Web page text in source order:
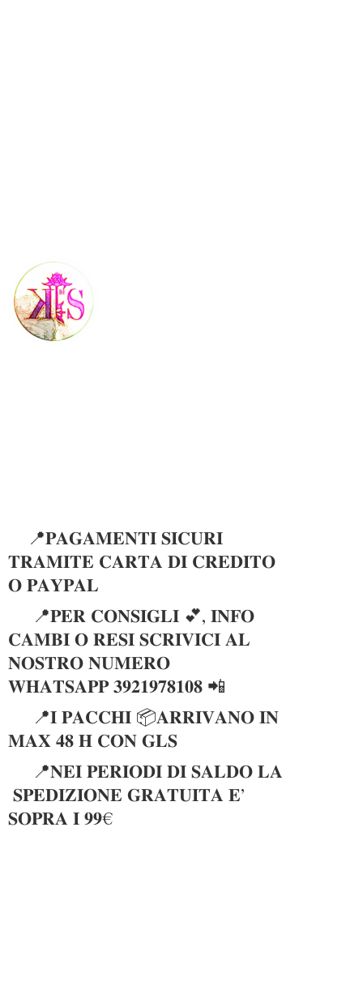
📍𝐏𝐀𝐆𝐀𝐌𝐄𝐍𝐓𝐈 𝐒𝐈𝐂𝐔𝐑𝐈
𝐓𝐑𝐀𝐌𝐈𝐓𝐄 𝐂𝐀𝐑𝐓𝐀 𝐃𝐈 𝐂𝐑𝐄𝐃𝐈𝐓𝐎
𝐎 𝐏𝐀𝐘𝐏𝐀𝐋
📍𝐏𝐄𝐑 𝐂𝐎𝐍𝐒𝐈𝐆𝐋𝐈 💕, 𝐈𝐍𝐅𝐎
𝐂𝐀𝐌𝐁𝐈 𝐎 𝐑𝐄𝐒𝐈 𝐒𝐂𝐑𝐈𝐕𝐈𝐂𝐈 𝐀𝐋
𝐍𝐎𝐒𝐓𝐑𝐎 𝐍𝐔𝐌𝐄𝐑𝐎
𝐖𝐇𝐀𝐓𝐒𝐀𝐏𝐏 𝟑𝟗𝟐𝟏𝟗𝟕𝟖𝟏𝟎𝟖 📲
📍𝐈 𝐏𝐀𝐂𝐂𝐇𝐈 📦𝐀𝐑𝐑𝐈𝐕𝐀𝐍𝐎 𝐈𝐍
𝐌𝐀𝐗 𝟒𝟖 𝐇 𝐂𝐎𝐍 𝐆𝐋𝐒
📍𝐍𝐄𝐈 𝐏𝐄𝐑𝐈𝐎𝐃𝐈 𝐃𝐈 𝐒𝐀𝐋𝐃𝐎 𝐋𝐀
𝐒𝐏𝐄𝐃𝐈𝐙𝐈𝐎𝐍𝐄 𝐆𝐑𝐀𝐓𝐔𝐈𝐓𝐀 𝐄’
𝐒𝐎𝐏𝐑𝐀 𝐈 𝟗𝟗€